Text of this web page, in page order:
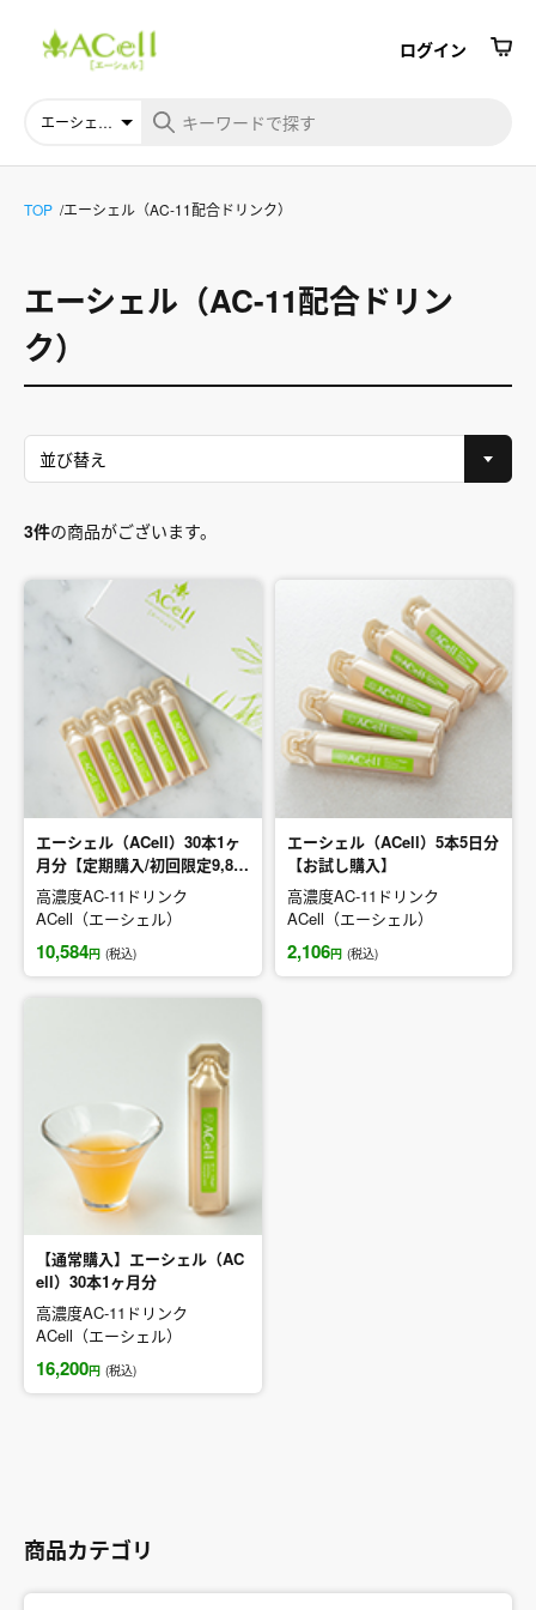
ログイン
TOP エーシェル（AC-11配合ドリンク）
エーシェル（AC-11配合ドリン
ク）
3件の商品がございます。
エーシェル（ACell）30本1ヶ
月分【定期購入/初回限定9,80
0円】
高濃度AC-11ドリンク
ACell（エーシェル）
10,584円 (税込)
エーシェル（ACell）5本5日分
【お試し購入】
高濃度AC-11ドリンク
ACell（エーシェル）
2,106円 (税込)
【通常購入】エーシェル（AC
ell）30本1ヶ月分
高濃度AC-11ドリンク
ACell（エーシェル）
16,200円 (税込)
商品カテゴリ